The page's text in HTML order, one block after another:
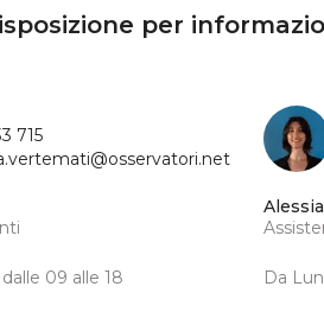
per
09 alle 18
715
Da